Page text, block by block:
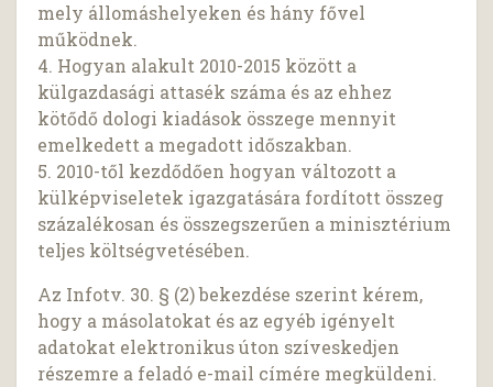
mely állomáshelyeken és hány fővel
működnek.
4. Hogyan alakult 2010-2015 között a
külgazdasági attasék száma és az ehhez
kötődő dologi kiadások összege mennyit
emelkedett a megadott időszakban.
5. 2010-től kezdődően hogyan változott a
külképviseletek igazgatására fordított összeg
százalékosan és összegszerűen a minisztérium
teljes költségvetésében.
Az Infotv. 30. § (2) bekezdése szerint kérem,
hogy a másolatokat és az egyéb igényelt
adatokat elektronikus úton szíveskedjen
részemre a feladó e-mail címére megküldeni.